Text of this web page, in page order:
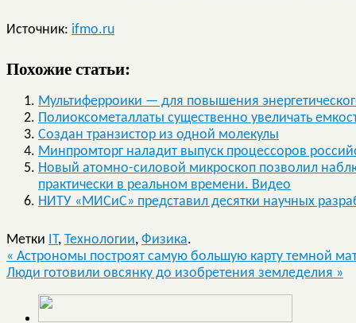
Источник: ifmo.ru
Похожие статьи:
Мультиферроики — для повышения
Полиоксометаллаты существенно увеличать
Создан транзистор из одной молекулы
Минпромторг наладит выпуск процессоров
Новый атомно-силовой микроскоп позволил
практически в реальном времени. Видео
НИТУ «МИСиС» представил десятки научных
Метки IT, Технологии, Физика.
« Астрономы построят самую большую карту темной
Люди готовили овсянку до изобретения земледелия »